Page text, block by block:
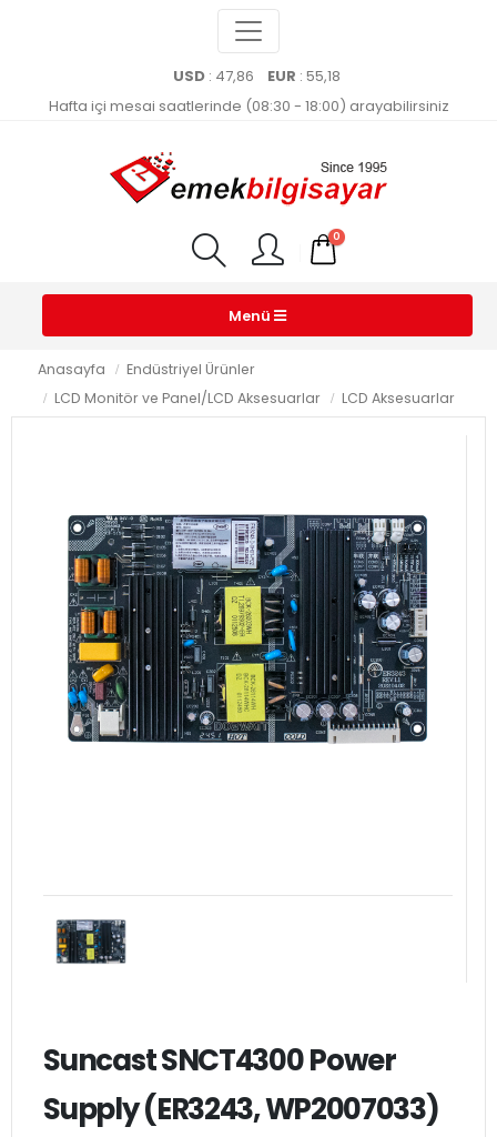
USD : 47,86 EUR : 55,18
Hafta içi mesai saatlerinde (08:30 - 18:00) arayabilirsiniz
0
Menü
Anasayfa
Endüstriyel Ürünler
LCD Monitör ve Panel/LCD Aksesuarlar
LCD Aksesuarlar
Suncast SNCT4300 Power
Supply (ER3243, WP2007033)